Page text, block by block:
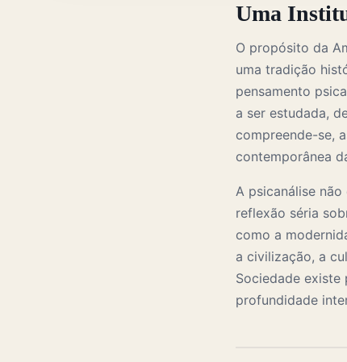
Uma
O propósito da
uma tradição
pensamento
a ser estudada,
compreende-se,
contemporânea
A psicanálise
reflexão séria
como a
a civilização, a
Sociedade existe
profundidade